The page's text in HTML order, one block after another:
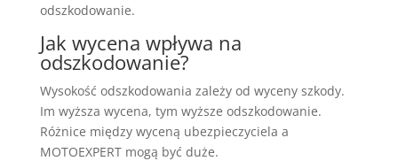
odszkodowanie.
Jak wycena wpływa na
odszkodowanie?
Wysokość odszkodowania zależy od wyceny szkody.
Im wyższa wycena, tym wyższe odszkodowanie.
Różnice między wyceną ubezpieczyciela a
MOTOEXPERT mogą być duże.